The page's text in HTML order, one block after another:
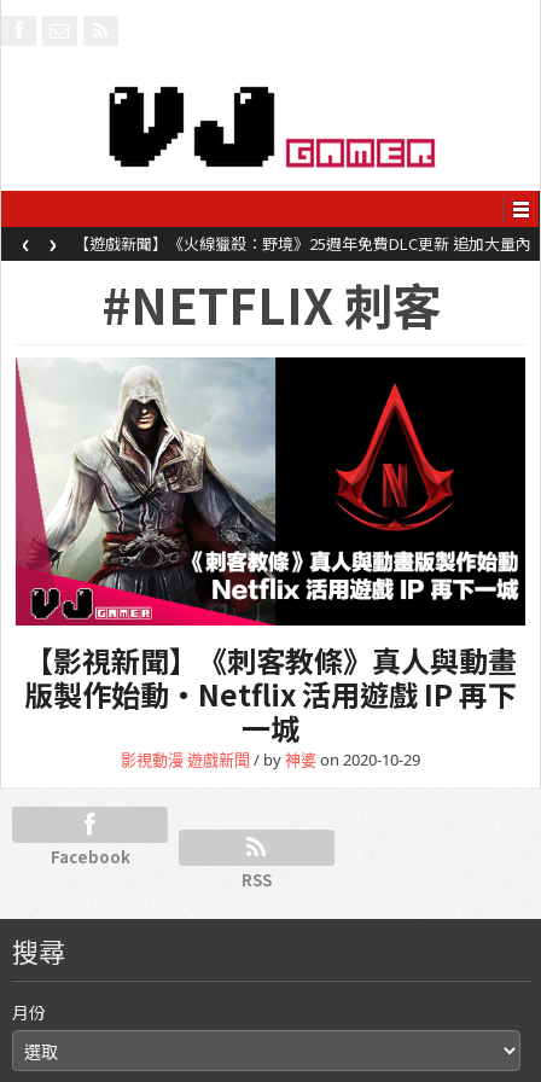
【遊戲新聞】《火線獵殺：野境》25週年免費DLC更新 追加大量內
容同時系舊作限時超平價折扣
‹ ›
#NETFLIX 刺客
【影視新聞】《刺客教條》真人與動畫
版製作始動・Netflix 活用遊戲 IP 再下
一城
影視動漫 遊戲新聞 / by神婆on 2020-10-29
Facebook
RSS
搜尋
月份